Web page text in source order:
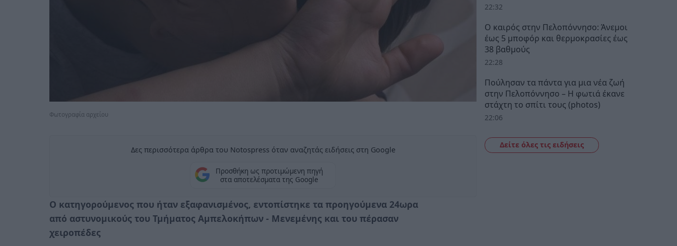
Φωτογραφία αρχείου
Δες περισσότερα άρθρα του Notospress όταν αναζητάς ειδήσεις στη Google
Προσθήκη ως προτιμώμενη πηγή
στα αποτελέσματα της Google
Ο κατηγορούμενος που ήταν εξαφανισμένος, εντοπίστηκε τα προηγούμενα 24ωρα
από αστυνομικούς του Τμήματος Αμπελοκήπων - Μενεμένης και του πέρασαν
χειροπέδες
22:32
Ο καιρός στην Πελοπόννησο: Άνεμοι
έως 5 μποφόρ και θερμοκρασίες έως
38 βαθμούς
22:28
Πούλησαν τα πάντα για μια νέα ζωή
στην Πελοπόννησο – Η φωτιά έκανε
στάχτη το σπίτι τους (photos)
22:06
Δείτε όλες τις ειδήσεις